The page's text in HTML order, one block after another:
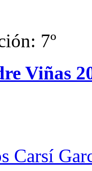
7º
Viñas
Carsí